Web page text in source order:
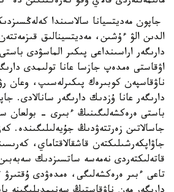
جاپون مەديتسيانا سالاسىندا
الدىن الۋ ءۇشىن، مەديتسينالىق
دارىگەر اراسىنداعى پىكىر الماسۋدى
اۋقاستى ەمدەپ جازسا عانا تولىمدى
ناۋقاسپەن كوبىرەك پىكىرلەسىپ، وعان
دارىگەر عانا ۇزدىك دارىگەر سانالادى.
باستى ەرەكشەلىگىنىڭ ءبىرى - بولعان
جاسالاتىن زەرتتەۋدىڭ جۇيەلىلىگىندە.
جاۋاپكەرشىلىكتەن قاشقالاقتاماي،
قاتەلىكتەردى نەمەسە ساتسىزدىك
تاعى ءبىر ەرەكشەلىگى، ەمدەۋدى ۇقتىرۋ